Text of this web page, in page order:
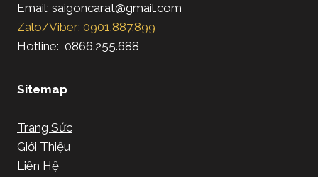
Email: saigoncarat@gmail.com
Zalo/Viber: 0901.887.899
Hotline: 0866.255.688
Sitemap
Trang Sức
Giới Thiệu
Liên Hệ